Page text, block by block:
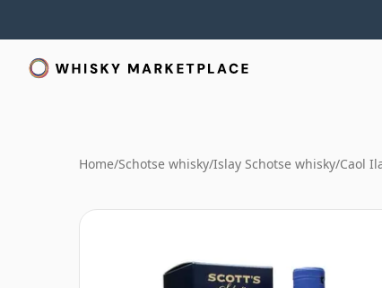
Home/Schotse whisky/Islay Schotse whisky/Caol